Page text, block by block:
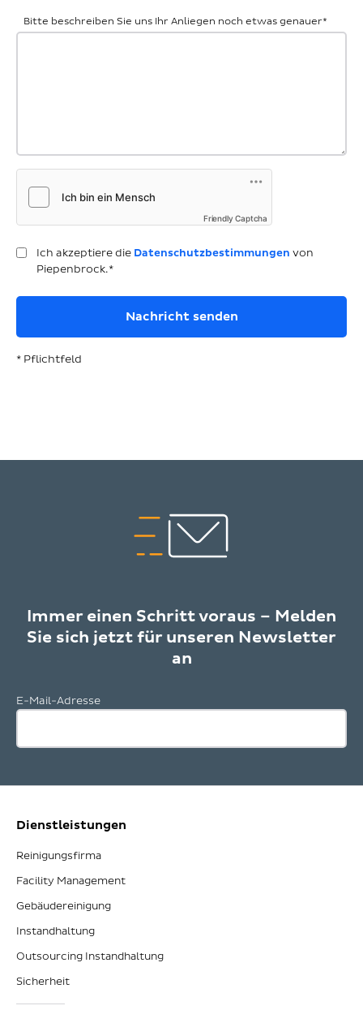
Bitte beschreiben Sie uns Ihr Anliegen noch etwas genauer*
Friendly Captcha
Ich akzeptiere die Datenschutzbestimmungen von
Piepenbrock.*
* Pflichtfeld
Immer einen Schritt voraus – Melden
Sie sich jetzt für unseren Newsletter
an
E-Mail-Adresse
Dienstleistungen
Reinigungsfirma
Facility Management
Gebäudereinigung
Instandhaltung
Outsourcing Instandhaltung
Sicherheit